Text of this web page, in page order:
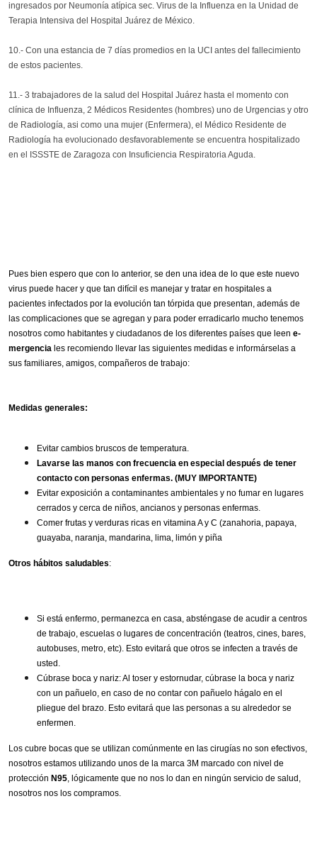
ingresados por Neumonía atípica sec. Virus de la Influenza en la Unidad de
Terapia Intensiva del Hospital Juárez de México.
10.- Con una estancia de 7 días promedios en la UCI antes del fallecimiento
de estos pacientes.
11.- 3 trabajadores de la salud del Hospital Juárez hasta el momento con
clínica de Influenza, 2 Médicos Residentes (hombres) uno de Urgencias y otro
de Radiología, asi como una mujer (Enfermera), el Médico Residente de
Radiología ha evolucionado desfavorablemente se encuentra hospitalizado
en el ISSSTE de Zaragoza con Insuficiencia Respiratoria Aguda.
Pues bien espero que con lo anterior, se den una idea de lo que este nuevo
virus puede hacer y que tan difícil es manejar y tratar en hospitales a
pacientes infectados por la evolución tan tórpida que presentan, además de
las complicaciones que se agregan y para poder erradicarlo mucho tenemos
nosotros como habitantes y ciudadanos de los diferentes países que leen e-
mergencia les recomiendo llevar las siguientes medidas e informárselas a
sus familiares, amigos, compañeros de trabajo:
Medidas generales:
Evitar cambios bruscos de temperatura.
Lavarse las manos con frecuencia en especial después de tener
contacto con personas enfermas. (MUY IMPORTANTE)
Evitar exposición a contaminantes ambientales y no fumar en lugares
cerrados y cerca de niños, ancianos y personas enfermas.
Comer frutas y verduras ricas en vitamina A y C (zanahoria, papaya,
guayaba, naranja, mandarina, lima, limón y piña
Otros hábitos saludables:
Si está enfermo, permanezca en casa, absténgase de acudir a centros
de trabajo, escuelas o lugares de concentración (teatros, cines, bares,
autobuses, metro, etc). Esto evitará que otros se infecten a través de
usted.
Cúbrase boca y nariz: Al toser y estornudar, cúbrase la boca y nariz
con un pañuelo, en caso de no contar con pañuelo hágalo en el
pliegue del brazo. Esto evitará que las personas a su alrededor se
enfermen.
Los cubre bocas que se utilizan comúnmente en las cirugías no son efectivos,
nosotros estamos utilizando unos de la marca 3M marcado con nivel de
protección N95, lógicamente que no nos lo dan en ningún servicio de salud,
nosotros nos los compramos.